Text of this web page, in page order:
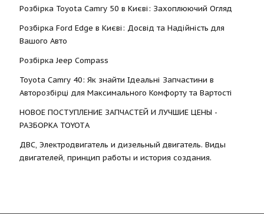
Розбірка Toyota Camry 50 в Києві: Захоплюючий Огляд
Розбірка Ford Edge в Києві: Досвід та Надійність для
Вашого Авто
Розбірка Jeep Compass
Toyota Camry 40: Як знайти Ідеальні Запчастини в
Авторозбірці для Максимального Комфорту та Вартості
НОВОЕ ПОСТУПЛЕНИЕ ЗАПЧАСТЕЙ И ЛУЧШИЕ ЦЕНЫ -
РАЗБОРКА TOYOTА
ДВС, Электродвигатель и дизельный двигатель. Виды
двигателей, принцип работы и история создания.